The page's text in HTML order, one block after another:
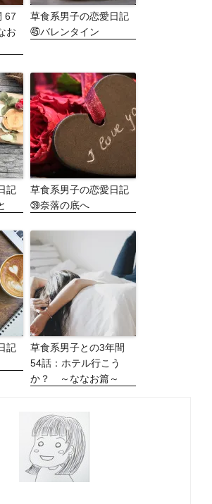
67
お
草食系男子の恋愛日記
㊺バレンタイン
記
草食系男子の恋愛日記
㊴奈落の底へ
記
草食系男子との3年間
54話：ホテル行こう
か？ ～ななお篇～